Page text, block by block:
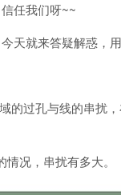
任我们呀~~
天就来答疑解惑，用
的过孔与线的串扰
况，串扰有多大。